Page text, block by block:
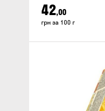
42,00
грн за 100 г